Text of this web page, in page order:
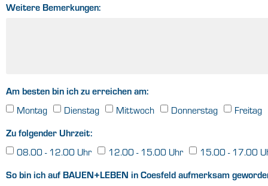
Weitere Bemerkungen:
Am besten bin ich zu erreichen am:
Montag Dienstag Mittwoch Donnerstag Freitag
Zu folgender Uhrzeit:
08.00 - 12.00 Uhr 12.00 - 15.00 Uhr 15.00 - 17.00
So bin ich auf BAUEN+LEBEN in Coesfeld aufmerksam